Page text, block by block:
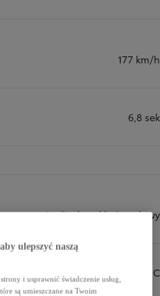
177 km/h
6,8 sek
4 cylindry, układ rzędowy
16-zaworowy DOHC
ulepszyć naszą
i usprawnić świadczenie usług,
są umieszczane na Twoim